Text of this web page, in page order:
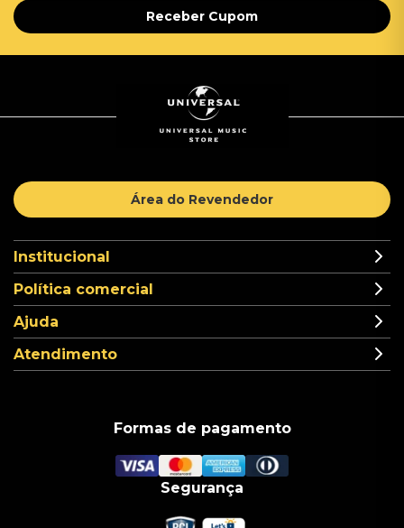
Receber Cupom
Área do Revendedor
Institucional
Política comercial
Ajuda
Atendimento
Formas de pagamento
Segurança